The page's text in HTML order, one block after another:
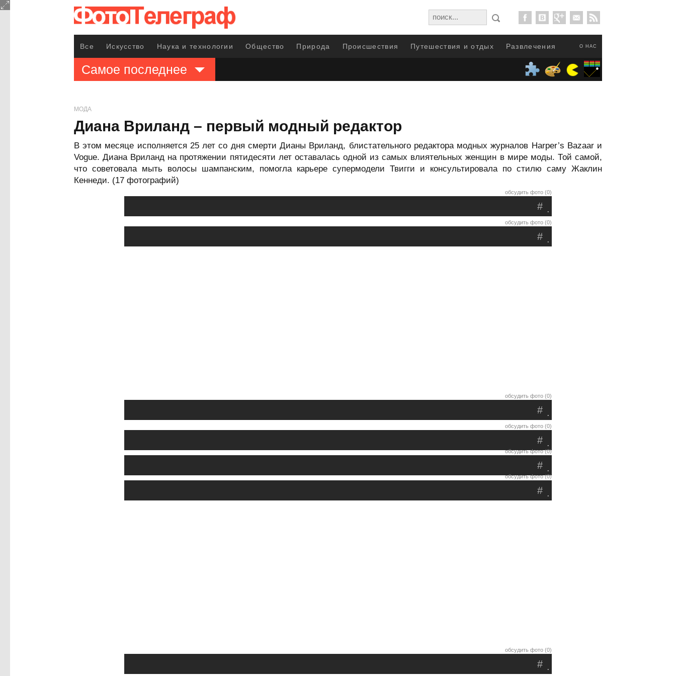
О НАС
Все Искусство Наука и технологии Общество Природа Происшествия Путешествия и отдых Развлечения
Самое последнее
МОДА
Диана Вриланд – первый модный редактор
В этом месяце исполняется 25 лет со дня смерти Дианы Вриланд, блистательного редактора модных журналов Harper’s Bazaar и
Vogue. Диана Вриланд на протяжении пятидесяти лет оставалась одной из самых влиятельных женщин в мире моды. Той самой,
что советовала мыть волосы шампанским, помогла карьере супермодели Твигги и консультировала по стилю саму Жаклин
Кеннеди. (17 фотографий)
обсудить фото (0)
.
#
обсудить фото (0)
.
#
обсудить фото (0)
.
#
обсудить фото (0)
.
#
обсудить фото (0)
.
#
обсудить фото (0)
.
#
обсудить фото (0)
.
#